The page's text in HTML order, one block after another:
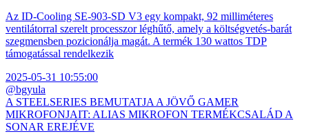
Az ID-Cooling SE-903-SD V3 egy kompakt, 92 milliméteres
ventilátorral szerelt processzor léghűtő, amely a költségvetés-barát
szegmensben pozicionálja magát. A termék 130 wattos TDP
támogatással rendelkezik
2025-05-31 10:55:00
@bgyula
A STEELSERIES BEMUTATJA A JÖVŐ GAMER
MIKROFONJAIT: ALIAS MIKROFON TERMÉKCSALÁD A
SONAR EREJÉVE